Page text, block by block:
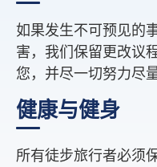
如果发生不可预见的
害，我们保留更改议
您，并尽一切努力尽
健康与健身
所有徒步旅行者必须